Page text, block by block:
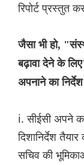
रिपोर्ट प्रस्तुत
जैसा भी हो,
बढ़ावा देने के
अपनाने का
i. सीईसी अपने
दिशानिर्देश
सचिव की